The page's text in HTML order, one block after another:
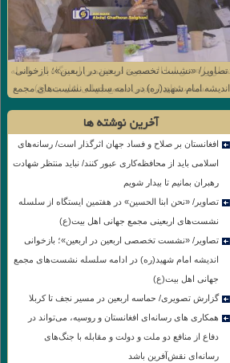
تصاویر/ «نشست تخصصی اربعین در اربعین»؛ بازخوانی
اندیشه امام شهید(ره) در ادامه سلسله نشست‌های مجمع
آخرین نوشته ها
افغانستان بر صلاح و فساد جهان اثرگذار است/ رسانه‌های
اسلامی باید از محافظه‌کاری عبور کنند/ نباید منتظر شهادت
رهبران بمانیم تا بیدار شویم
تصاویر/ «نحن ابنا الحسین» در هفتمین ایستگاه از سلسله
نشست‌های اربعینی مجمع جهانی اهل بیت(ع)
تصاویر/ «نشست تخصصی اربعین در اربعین»؛ بازخوانی
اندیشه امام شهید(ره) در ادامه سلسله نشست‌های مجمع
جهانی اهل بیت(ع)
گزارش تصویری/ حماسه اربعین در مسیر نجف تا کربلا
همکاری های رسانه‌ای افغانستان و روسیه، می‌تواند در
دفاع از منافع دو ملت و دولت و مقابله با جنگ‌های
رسانه‌ای نقش‌آفرین باشد